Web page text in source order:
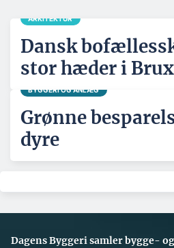
ARKITEKTUR
Dansk
stor hæder i
BYGGERI OG ANLÆG
Grønne
dyre
Dagens Byggeri samler bygge-